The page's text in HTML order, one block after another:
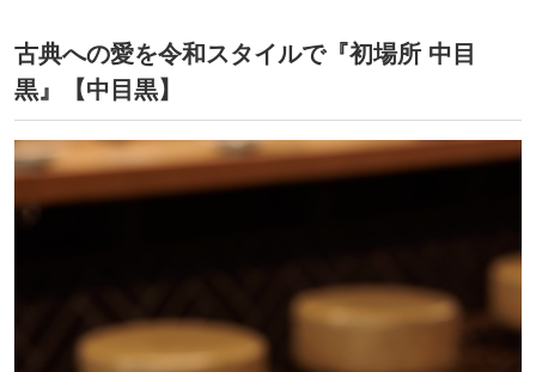
古典への愛を令和スタイルで『初場所 中目
黒』【中目黒】